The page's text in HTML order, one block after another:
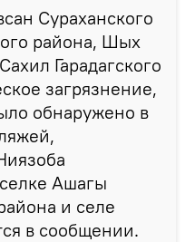
Сураханского
района, Шых
Гарадагского
загрязнение,
обнаружено в
Ашагы
и селе
в сообщении.